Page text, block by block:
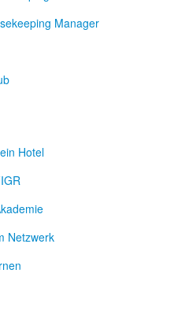
Manager
Hotel
Netzwerk